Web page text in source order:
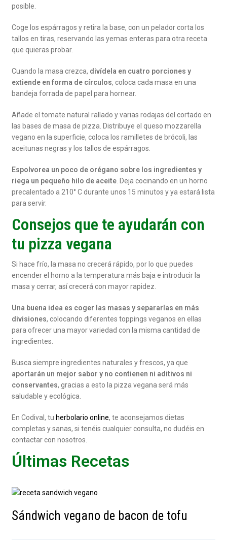
posible.
Coge los espárragos y retira la base, con un pelador corta los
tallos en tiras, reservando las yemas enteras para otra receta
que quieras probar.
Cuando la masa crezca, divídela en cuatro porciones y
extiende en forma de círculos, coloca cada masa en una
bandeja forrada de papel para hornear.
Añade el tomate natural rallado y varias rodajas del cortado en
las bases de masa de pizza. Distribuye el queso mozzarella
vegano en la superficie, coloca los ramilletes de brócoli, las
aceitunas negras y los tallos de espárragos.
Espolvorea un poco de orégano sobre los ingredientes y
riega un pequeño hilo de aceite. Deja cocinando en un horno
precalentado a 210° C durante unos 15 minutos y ya estará lista
para servir.
Consejos que te ayudarán con
tu pizza vegana
Si hace frío, la masa no crecerá rápido, por lo que puedes
encender el horno a la temperatura más baja e introducir la
masa y cerrar, así crecerá con mayor rapidez.
Una buena idea es coger las masas y separarlas en más
divisiones, colocando diferentes toppings veganos en ellas
para ofrecer una mayor variedad con la misma cantidad de
ingredientes.
Busca siempre ingredientes naturales y frescos, ya que
aportarán un mejor sabor y no contienen ni aditivos ni
conservantes, gracias a esto la pizza vegana será más
saludable y ecológica.
En Codival, tu herbolario online, te aconsejamos dietas
completas y sanas, si tenéis cualquier consulta, no dudéis en
contactar con nosotros.
Últimas Recetas
Sándwich vegano de bacon de tofu